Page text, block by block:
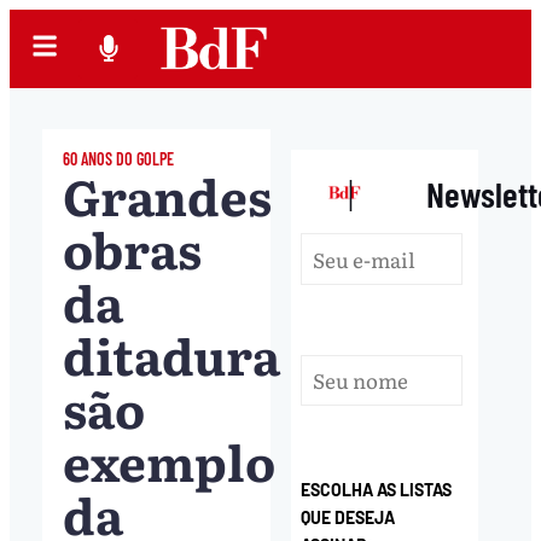
60 ANOS DO GOLPE
Grandes
obras
da
ditadura
são
exemplo
da
|
ESCOLHA AS LISTAS
QUE DESEJA